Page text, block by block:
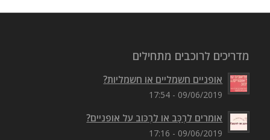
מדריכים לרוכבים מתחילים
אופניים חשמליים או חשמליות?
09/06/2019 - 17:54
אומרים לִרְכַּב או לִרְכּוב על אופניים?
09/06/2019 - 17:16